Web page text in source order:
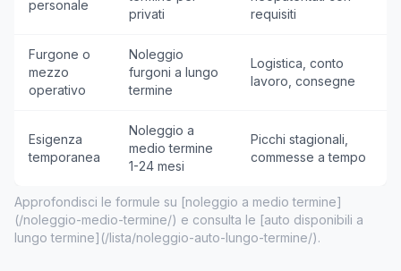
personale
privati
requisiti
Furgone o
mezzo
operativo
Noleggio
furgoni a lungo
termine
Logistica, conto
lavoro, consegne
Esigenza
temporanea
Noleggio a
medio termine
1-24 mesi
Picchi stagionali,
commesse a tempo
Approfondisci le formule su [noleggio a medio termine]
(/noleggio-medio-termine/) e consulta le [auto disponibili a
lungo termine](/lista/noleggio-auto-lungo-termine/).